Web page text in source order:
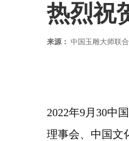
热烈祝
来源： 中国玉雕大师联
2022年9月30中
理事会、中国文